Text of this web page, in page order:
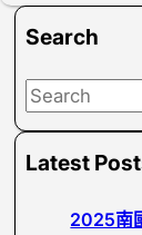
Search
S
aLatest
2025南